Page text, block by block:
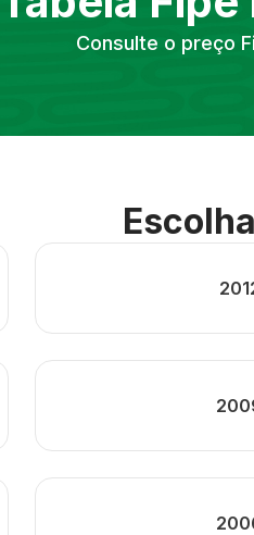
Consulte o preço